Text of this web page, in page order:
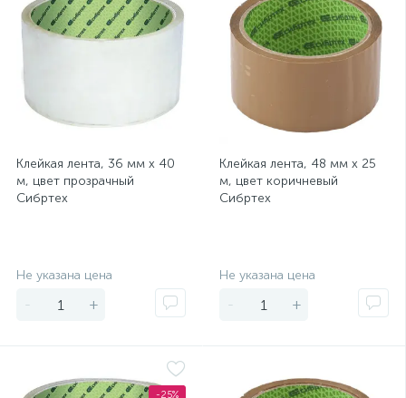
Клейкая лента, 36 мм х 40
м, цвет прозрачный
Сибртех
Не указана цена
- +
Клейкая лента, 48 мм х 25
м, цвет коричневый
Сибртех
Не указана цена
- +
-25%